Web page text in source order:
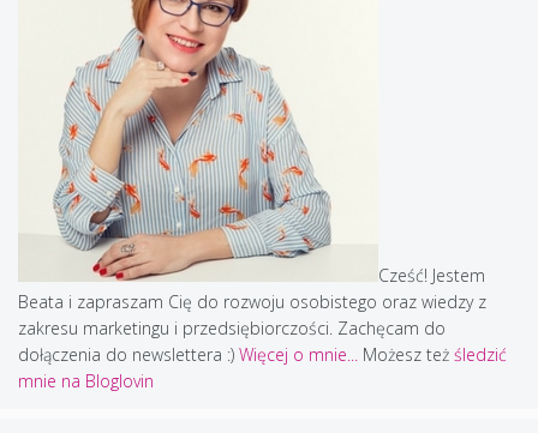
Cześć! Jestem
Beata i zapraszam Cię do rozwoju osobistego oraz wiedzy z
zakresu marketingu i przedsiębiorczości. Zachęcam do
dołączenia do newslettera :) Więcej o mnie... Możesz też śledzić
mnie na Bloglovin